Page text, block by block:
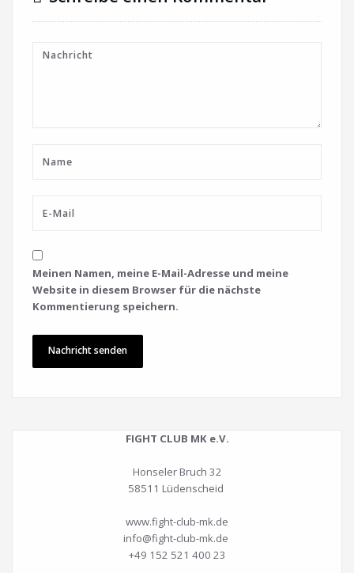
Meinen Namen, meine E-Mail-Adresse und meine
Website in diesem Browser für die nächste
Kommentierung speichern.
FIGHT CLUB MK e.V.
Honseler Bruch 32
58511 Lüdenscheid
www.fight-club-mk.de
info@fight-club-mk.de
+49 152 521 400 23